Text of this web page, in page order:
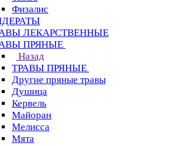
Физалис
ЛЕКАРСТВЕННЫЕ
ПРЯНЫЕ
Назад
ТРАВЫ ПРЯНЫЕ
Другие пряные травы
Душица
Кервель
Майоран
Мелисса
Мята